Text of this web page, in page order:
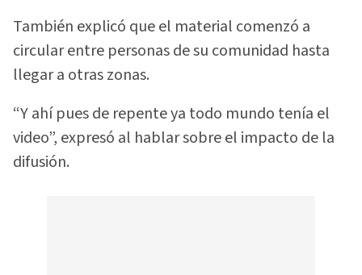
También explicó que el material comenzó a
circular entre personas de su comunidad hasta
llegar a otras zonas.
“Y ahí pues de repente ya todo mundo tenía el
video”, expresó al hablar sobre el impacto de la
difusión.